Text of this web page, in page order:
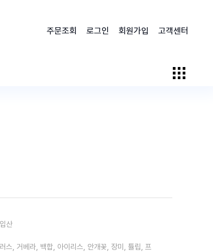
주문조회 로그인 회원가입 고객센터
산
스, 거베라, 백합, 아이리스, 안개꽃, 장미, 튤립, 프